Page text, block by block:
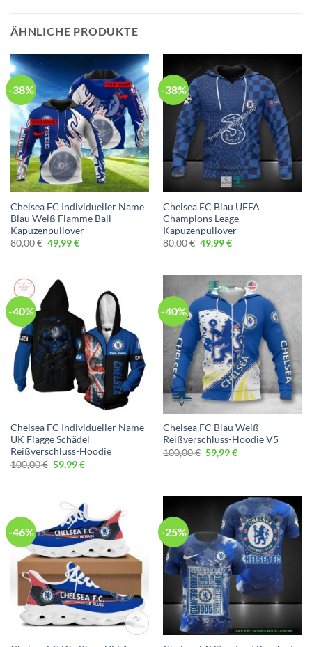
ÄHNLICHE PRODUKTE
-38%
Chelsea FC Individueller Name
Blau Weiß Flamme Ball
Kapuzenpullover
80,00€ Ursprünglicher
Preis
49,99€Aktueller
-38%
Chelsea FC Blau UEFA
Champions Leage
Kapuzenpullover
80,00€ Ursprünglicher
Preis
49,99€Aktueller
-40%
Chelsea FC Individueller Name
UK Flagge Schädel
Reißverschluss-Hoodie
100,00€ Ursprünglicher
Preis
59,99€Aktueller
-40%
Chelsea FC Blau Weiß
Reißverschluss-Hoodie V5
100,00€ Ursprünglicher
Preis
59,99€Aktueller
-46% -25%